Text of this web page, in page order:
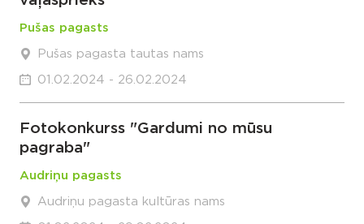
Pušas pagasts
Pušas pagasta tautas nams
01.02.2024 - 26.02.2024
Fotokonkurss "Gardumi no mūsu
pagraba"
Audriņu pagasts
Audriņu pagasta kultūras nams